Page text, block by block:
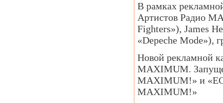
В рамках
Артистов Радио
Fighters»), James
«Depeche Mode»),
Новой рекламной
MAXIMUM.
MAXIMUM!» и
MAXIMUM!»